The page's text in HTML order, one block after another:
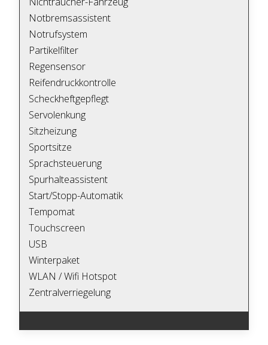
Notbremsassistent
Notrufsystem
Partikelfilter
Regensensor
Reifendruckkontrolle
Scheckheftgepflegt
Servolenkung
Sitzheizung
Sportsitze
Sprachsteuerung
Spurhalteassistent
Start/Stopp-Automatik
Tempomat
Touchscreen
USB
Winterpaket
WLAN / Wifi Hotspot
Zentralverriegelung